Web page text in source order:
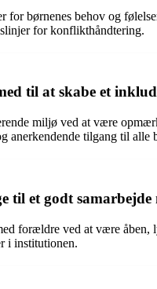
børnenes behov og
for konflikthåndtering.
til at skabe et
miljø ved at være
anerkendende tilgang til alle
et godt
forældre ved at være
i institutionen.